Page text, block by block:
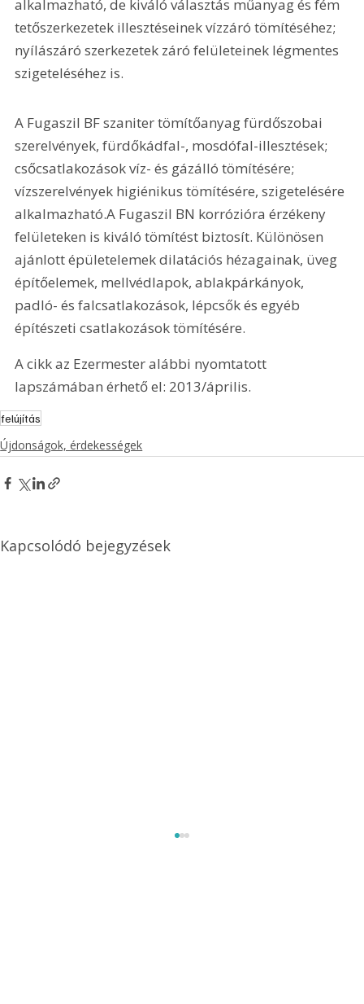
alkalmazható, de kiváló választás műanyag és fém
tetőszerkezetek illesztéseinek vízzáró tömítéséhez;
nyílászáró szerkezetek záró felületeinek légmentes
szigeteléséhez is.
A Fugaszil BF szaniter tömítőanyag fürdőszobai
szerelvények, fürdőkádfal-, mosdófal-illesztések;
csőcsatlakozások víz- és gázálló tömítésére;
vízszerelvények higiénikus tömítésére, szigetelésére
alkalmazható.A Fugaszil BN korrózióra érzékeny
felületeken is kiváló tömítést biztosít. Különösen
ajánlott épületelemek dilatációs hézagainak, üveg
építőelemek, mellvédlapok, ablakpárkányok,
padló- és falcsatlakozások, lépcsők és egyéb
építészeti csatlakozások tömítésére.
A cikk az Ezermester alábbi nyomtatott
lapszámában érhető el: 2013/április.
felújítás
Újdonságok, érdekességek
Kapcsolódó bejegyzések